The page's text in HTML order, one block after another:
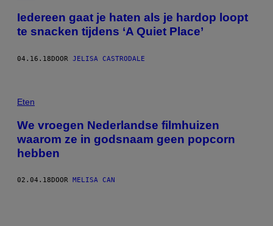
Iedereen gaat je haten als je hardop loopt
te snacken tijdens ‘A Quiet Place’
04.16.18DOOR JELISA CASTRODALE
Eten
We vroegen Nederlandse filmhuizen
waarom ze in godsnaam geen popcorn
hebben
02.04.18 DOOR MELISA CAN